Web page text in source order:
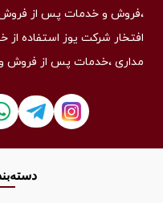
،فروش و خدمات پس از
افتخار شرکت یوز استفاده از
مداری ،خدمات پس از فروش و